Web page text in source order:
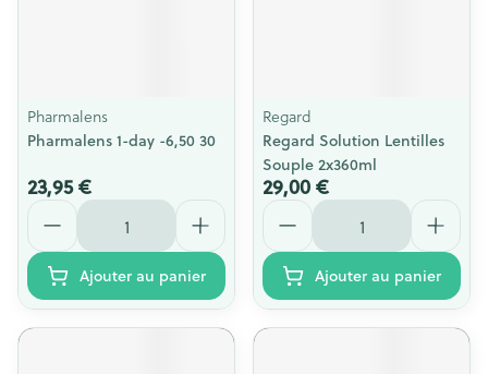
Pharmalens
Pharmalens 1-day -6,50 30
23,95 €
Quantité
Ajouter au panier
Regard
Regard Solution Lentilles
Souple 2x360ml
29,00 €
Quantité
Ajouter au panier